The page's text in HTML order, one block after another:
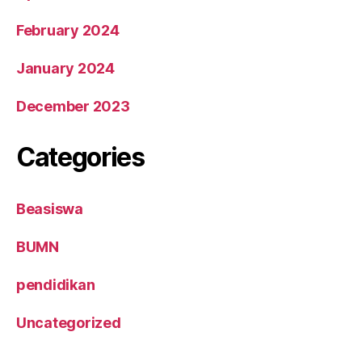
February 2024
January 2024
December 2023
Categories
Beasiswa
BUMN
pendidikan
Uncategorized